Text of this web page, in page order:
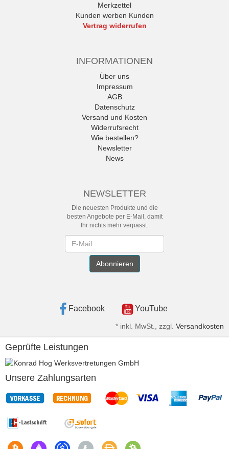
Merkzettel
Kunden werben Kunden
Vertrag widerrufen
INFORMATIONEN
Über uns
Impressum
AGB
Datenschutz
Versand und Kosten
Widerrufsrecht
Wie bestellen?
Newsletter
News
NEWSLETTER
Die neuesten Produkte und die
besten Angebote per E-Mail, damit
Ihr nichts mehr verpasst.
Abonnieren
Facebook YouTube
* inkl. MwSt., zzgl. Versandkosten
Geprüfte Leistungen
Unsere Zahlungsarten